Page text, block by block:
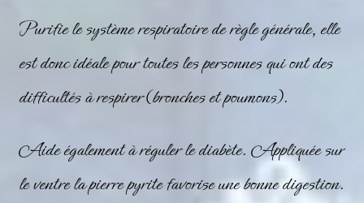
Purifie le système respiratoire de règle générale, elle
est donc idéale pour toutes les personnes qui ont des
difficultés à respirer (bronches et poumons).
Aide également à réguler le diabète. Appliquée sur
le ventre la pierre pyrite favorise une bonne digestion.